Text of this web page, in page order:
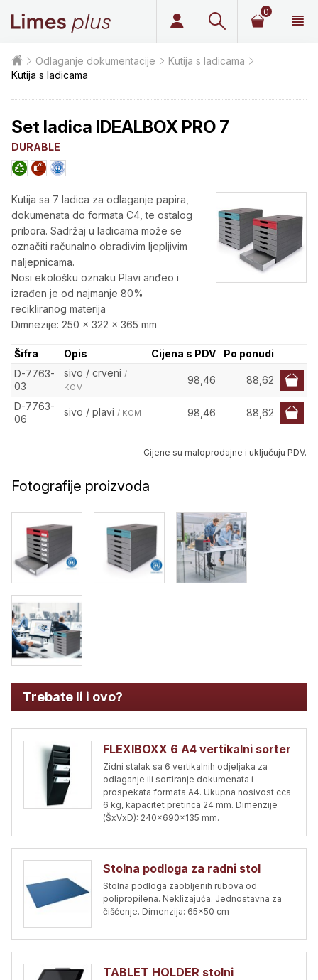
0
Odlaganje dokumentacije
Kutija s ladicama
Kutija s ladicama
Set ladica IDEALBOX PRO 7
DURABLE
Kutija sa 7 ladica za odlaganje papira,
dokumenata do formata C4, te ostalog
pribora. Sadržaj u ladicama može se
označiti računalno obradivim ljepljivim
naljepnicama.
Nosi ekološku oznaku Plavi anđeo i
izrađen je od najmanje 80%
recikliranog materija
Dimnezije: 250 x 322 x 365 mm
Šifra Opis Cijena s PDV
Po ponudi
D-7763-
03
sivo / crveni /
KOM
98,46 88,62
D-7763-
06
sivo / plavi / KOM 98,46 88,62
Cijene su maloprodajne i uključuju PDV.
Fotografije proizvoda
Trebate li i ovo?
FLEXIBOXX 6 A4 vertikalni sorter
Zidni stalak sa 6 vertikalnih odjeljaka za
odlaganje ili sortiranje dokumenata i
prospekata formata A4. Ukupna nosivost cca
6 kg, kapacitet pretinca 24 mm. Dimenzije
(ŠxVxD): 240x690x135 mm.
Stolna podloga za radni stol
Stolna podloga zaobljenih rubova od
polipropilena. Neklizajuća. Jednostavna za
čišćenje. Dimenzija: 65x50 cm
TABLET HOLDER stolni